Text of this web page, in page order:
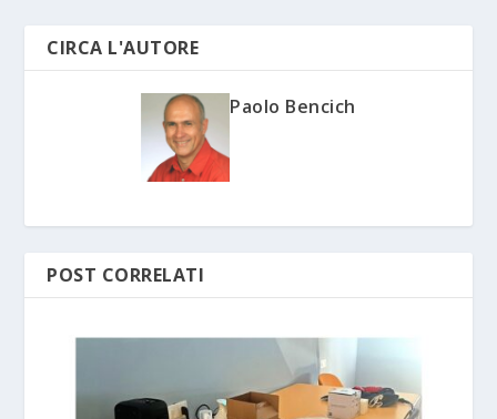
CIRCA L'AUTORE
Paolo Bencich
POST CORRELATI